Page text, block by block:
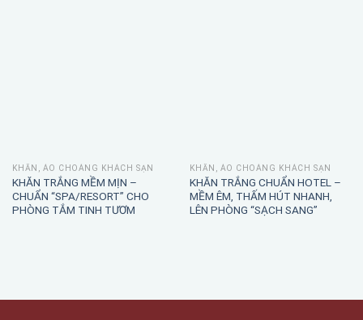
KHĂN, ÁO CHOÀNG KHÁCH SẠN
KHĂN TRẮNG MỀM MỊN –
CHUẨN “SPA/RESORT” CHO
PHÒNG TẮM TINH TƯƠM
KHĂN, ÁO CHOÀNG KHÁCH SẠN
KHĂN TRẮNG CHUẨN HOTEL –
MỀM ÊM, THẤM HÚT NHANH,
LÊN PHÒNG “SẠCH SANG”